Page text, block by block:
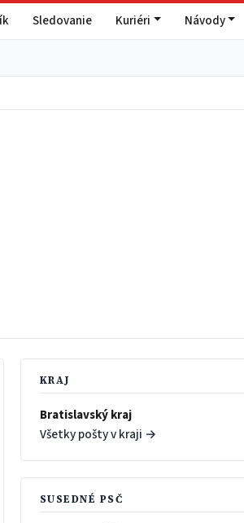
Sledovanie Kuriéri Návody
KRAJ
Bratislavský kraj
Všetky pošty v kraji →
SUSEDNÉ PSČ